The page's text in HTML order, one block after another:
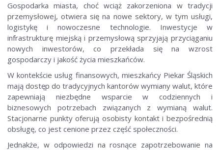
Gospodarka miasta, choć wciąż zakorzeniona w tradycji
przemysłowej, otwiera się na nowe sektory, w tym usługi,
logistykę i nowoczesne technologie. Inwestycje w
infrastrukturę miejską i przemysłową sprzyjają przyciąganiu
nowych inwestorów, co przekłada się na wzrost
gospodarczy i jakość życia mieszkańców.
W kontekście usług finansowych, mieszkańcy Piekar Śląskich
mają dostęp do tradycyjnych kantorów wymiany walut, które
zapewniają niezbędne wsparcie w codziennych i
biznesowych potrzebach związanych z wymianą walut.
Stacjonarne punkty oferują osobisty kontakt i bezpośrednią
obsługę, co jest cenione przez część społeczności.
Jednakże, w odpowiedzi na rosnące zapotrzebowanie na